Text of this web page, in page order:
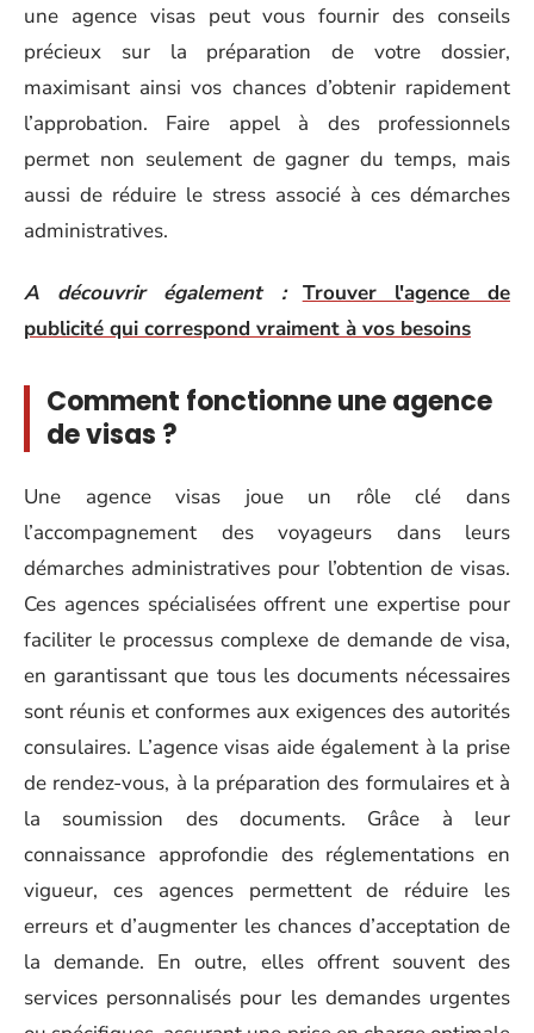
une agence visas peut vous fournir des conseils
précieux sur la préparation de votre dossier,
maximisant ainsi vos chances d’obtenir rapidement
l’approbation. Faire appel à des professionnels
permet non seulement de gagner du temps, mais
aussi de réduire le stress associé à ces démarches
administratives.
A découvrir également :
Trouver l'agence de
publicité qui correspond vraiment à vos besoins
Comment fonctionne une agence
de visas ?
Une agence visas joue un rôle clé dans
l’accompagnement des voyageurs dans leurs
démarches administratives pour l’obtention de visas.
Ces agences spécialisées offrent une expertise pour
faciliter le processus complexe de demande de visa,
en garantissant que tous les documents nécessaires
sont réunis et conformes aux exigences des autorités
consulaires. L’agence visas aide également à la prise
de rendez-vous, à la préparation des formulaires et à
la soumission des documents. Grâce à leur
connaissance approfondie des réglementations en
vigueur, ces agences permettent de réduire les
erreurs et d’augmenter les chances d’acceptation de
la demande. En outre, elles offrent souvent des
services personnalisés pour les demandes urgentes